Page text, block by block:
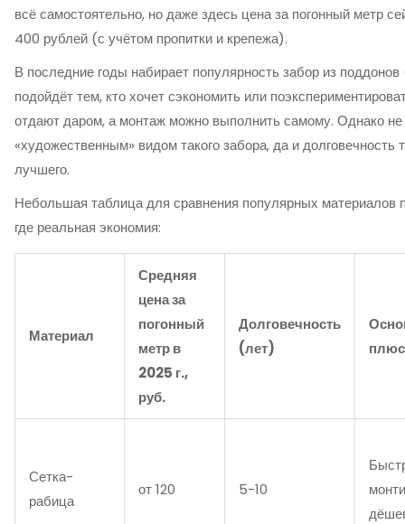
всё самостоятельно, но даже здесь цена за погонный метр
400 рублей (с учётом пропитки и крепежа).
В последние годы набирает популярность забор из
подойдёт тем, кто хочет сэкономить или
отдают даром, а монтаж можно выполнить самому. Однако не
«художественным» видом такого забора, да и долговечность
лучшего.
Небольшая таблица для сравнения популярных материалов
где реальная экономия:
Материал
Средняя
цена за
погонный
метр в
2025 г.,
руб.
Долговечность
(лет)
Сетка-
рабица
от 120 5-10